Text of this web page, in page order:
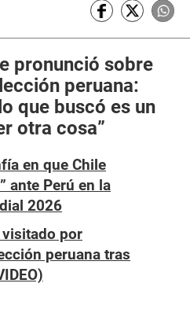
pronunció sobre
peruana:
que buscó es un
otra cosa”
en que Chile
ante Perú en la
2026
visitado por
peruana tras